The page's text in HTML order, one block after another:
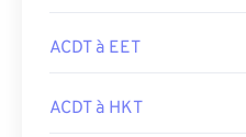
ACDT à EET
ACDT à HKT